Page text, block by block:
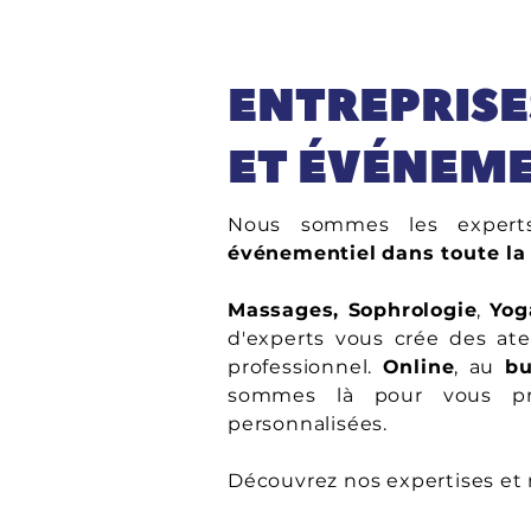
ET
Nous sommes les
événementiel dans toute la
Massages, Sophrologie,
d'experts vous crée des
professionnel. Online, au
sommes là pour vous
personnalisées.
Découvrez nos expertises